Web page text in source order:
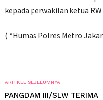
kepada perwakilan ketua
( *Humas Polres Metro
ARITKEL SEBELUMNYA
PANGDAM III/SLW TERIMA